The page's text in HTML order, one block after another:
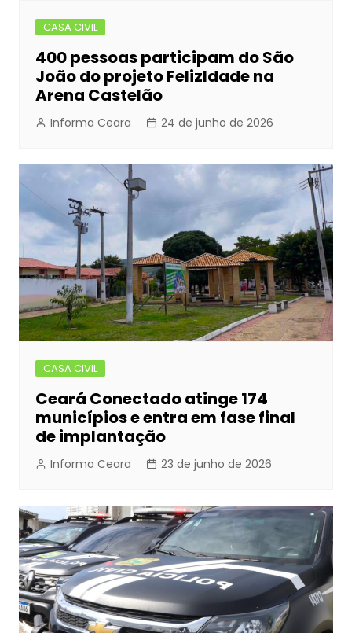
CASA CIVIL
400 pessoas participam do São
João do projeto FelizIdade na
Arena Castelão
Informa Ceara 24 de junho de 2026
CASA CIVIL
Ceará Conectado atinge 174
municípios e entra em fase final
de implantação
Informa Ceara 23 de junho de 2026